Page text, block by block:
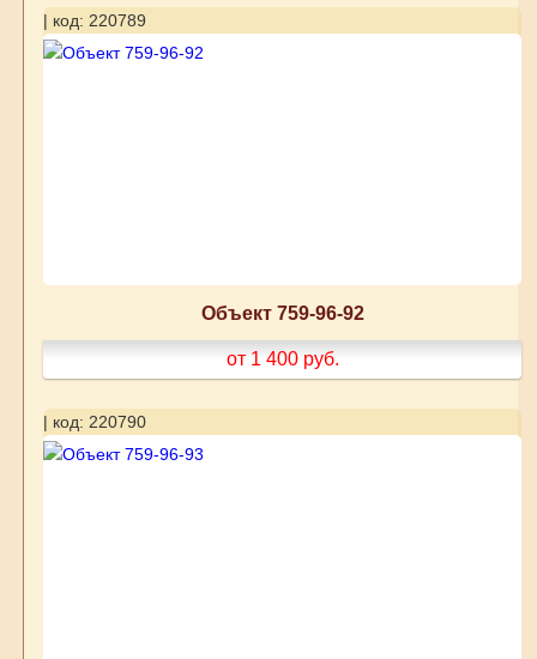
| код: 220789
Объект 759-96-92
от 1 400 руб.
| код: 220790